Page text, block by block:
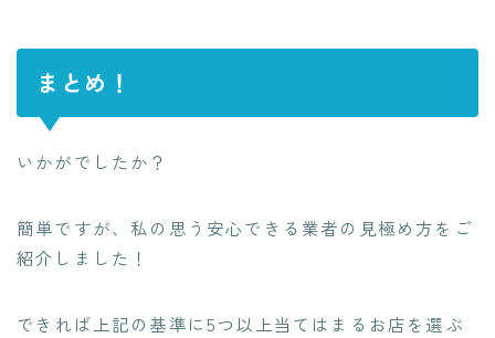
まとめ！
いかがでしたか？
簡単ですが、私の思う安心できる業者の見極め方をご
紹介しました！
できれば上記の基準に5つ以上当てはまるお店を選ぶ